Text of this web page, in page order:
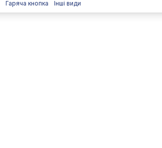
Гаряча кнопка Інші види